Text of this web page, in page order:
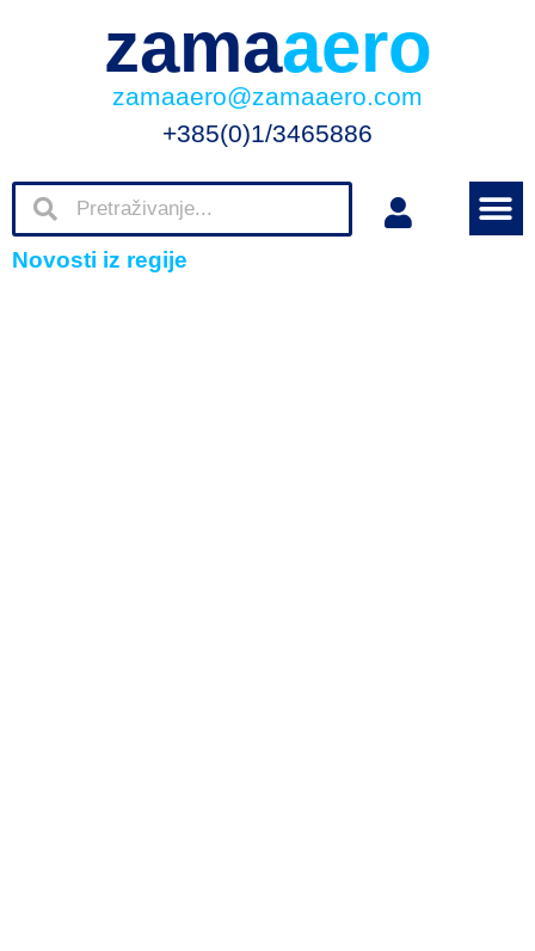
zamaaero
zamaaero@zamaaero.com
+385(0)1/3465886
Novosti iz regije